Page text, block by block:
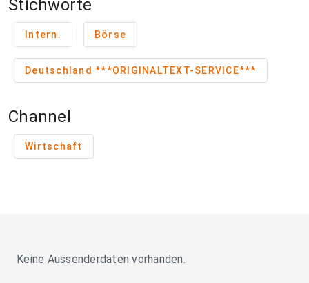
Stichworte
Intern. Börse
Deutschland ***ORIGINALTEXT-SERVICE***
Channel
Wirtschaft
Keine Aussenderdaten vorhanden.